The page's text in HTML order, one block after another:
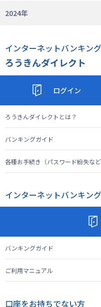
2024年
インターネットバンキング
ろうきんダイレクト
ログイン
ろうきんダイレクトとは？
バンキングガイド
各種お手続き（パスワード紛失など
インターネットバンキング
バンキングガイド
ご利用マニュアル
口座をお持ちでない方